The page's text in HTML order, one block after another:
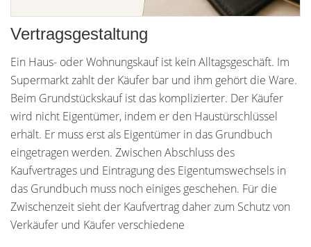
Vertragsgestaltung
Ein Haus- oder Wohnungskauf ist kein Alltagsgeschäft. Im
Supermarkt zahlt der Käufer bar und ihm gehört die Ware.
Beim Grundstückskauf ist das komplizierter. Der Käufer
wird nicht Eigentümer, indem er den Haustürschlüssel
erhält. Er muss erst als Eigentümer in das Grundbuch
eingetragen werden. Zwischen Abschluss des
Kaufvertrages und Eintragung des Eigentumswechsels in
das Grundbuch muss noch einiges geschehen. Für die
Zwischenzeit sieht der Kaufvertrag daher zum Schutz von
Verkäufer und Käufer verschiedene